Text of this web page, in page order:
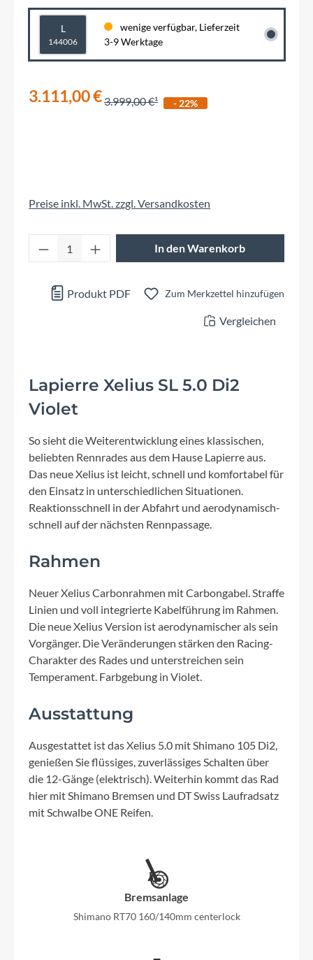
L
144006
wenige verfügbar, Lieferzeit
3-9 Werktage
3.111,00 €3.999,00 € - 22%
Preise inkl. MwSt. zzgl. Versandkosten
Produkt Anzahl: Gib den gewünschten
In den Warenkorb
Produkt PDF Zum Merkzettel hinzufügen
Vergleichen
Lapierre Xelius SL 5.0 Di2
Violet
So sieht die Weiterentwicklung eines klassischen,
beliebten Rennrades aus dem Hause Lapierre aus.
Das neue Xelius ist leicht, schnell und komfortabel für
den Einsatz in unterschiedlichen Situationen.
Reaktionsschnell in der Abfahrt und aerodynamisch-
schnell auf der nächsten Rennpassage.
Rahmen
Neuer Xelius Carbonrahmen mit Carbongabel. Straffe
Linien und voll integrierte Kabelführung im Rahmen.
Die neue Xelius Version ist aerodynamischer als sein
Vorgänger. Die Veränderungen stärken den Racing-
Charakter des Rades und unterstreichen sein
Temperament. Farbgebung in Violet.
Ausstattung
Ausgestattet ist das Xelius 5.0 mit Shimano 105 Di2,
genießen Sie flüssiges, zuverlässiges Schalten über
die 12-Gänge (elektrisch). Weiterhin kommt das Rad
hier mit Shimano Bremsen und DT Swiss Laufradsatz
mit Schwalbe ONE Reifen.
Bremsanlage
Shimano RT70 160/140mm centerlock